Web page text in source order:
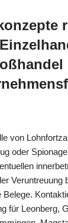
von
oder
Veruntreuung
Belege.
für Leonberg,